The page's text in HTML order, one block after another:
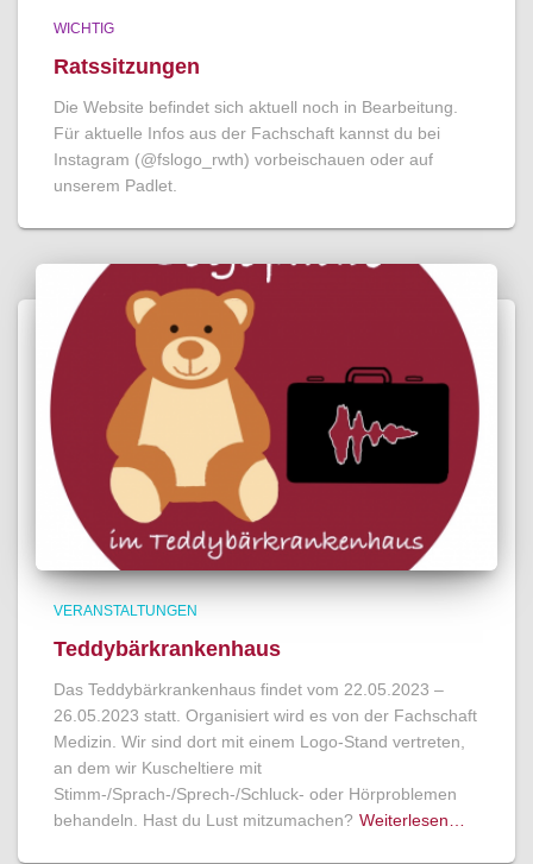
WICHTIG
Ratssitzungen
Die Website befindet sich aktuell noch in Bearbeitung.
Für aktuelle Infos aus der Fachschaft kannst du bei
Instagram (@fslogo_rwth) vorbeischauen oder auf
unserem Padlet.
VERANSTALTUNGEN
Teddybärkrankenhaus
Das Teddybärkrankenhaus findet vom 22.05.2023 –
26.05.2023 statt. Organisiert wird es von der Fachschaft
Medizin. Wir sind dort mit einem Logo-Stand vertreten,
an dem wir Kuscheltiere mit
Stimm-/Sprach-/Sprech-/Schluck- oder Hörproblemen
behandeln. Hast du Lust mitzumachen? Weiterlesen…